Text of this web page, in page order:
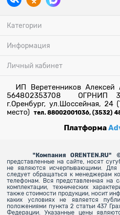
Категории
Информация
Личный кабинет
ИП Веретенников
564802353708 ОГРНИП
г.Оренбург, ул.Шоссейная, 24
место) тел. 88002001036, (3532)
Платформа
" Компания ORENTEN.RU"
представленные на сайте, носят
не являются исчерпывающими. Для
следует обращаться к менеджерам
телефонам. Вся представленная на
комплектации, технических
также стоимости продукции, носит
каких условиях не является
положениями пункта 2 статьи 437
Федерации. Указанные цены